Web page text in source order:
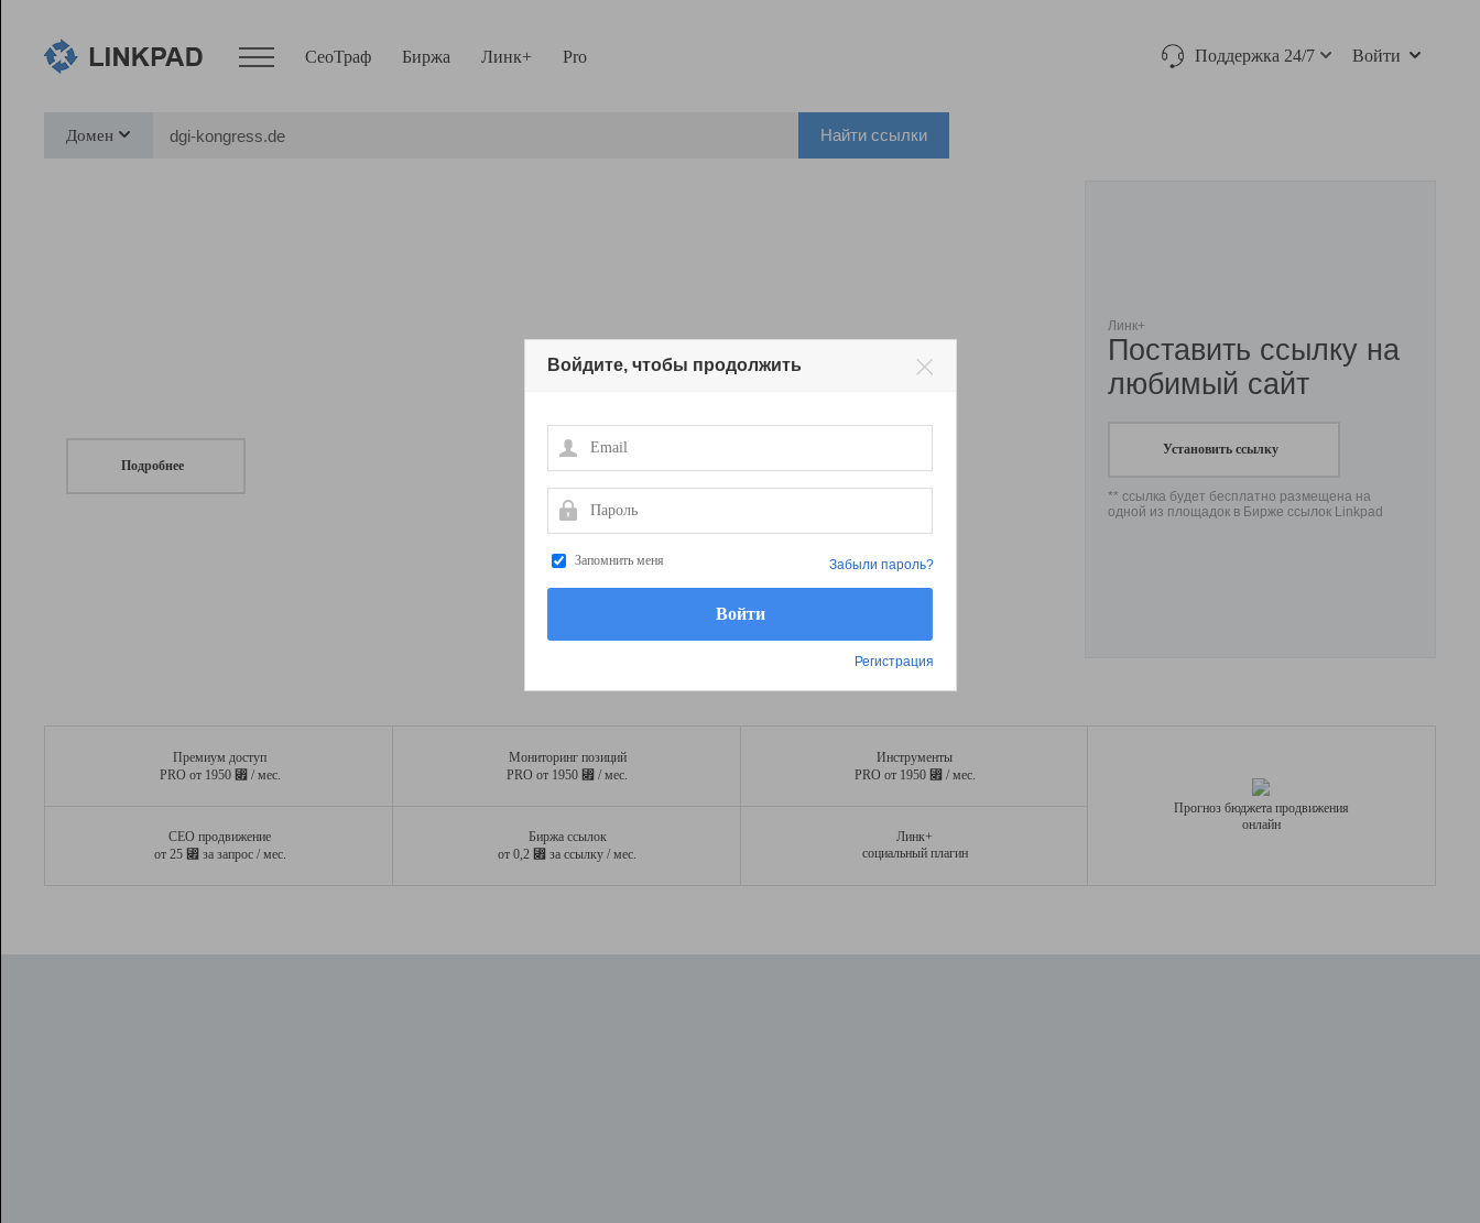
СеоТраф Биржа Линк+ Pro Поддержка 24/7 Войти
Домен Найти ссылки
Подробнее
Линк+
Поставить ссылку на
любимый сайт
Установить ссылку
** ссылка будет бесплатно размещена на
одной из площадок в Бирже ссылок Linkpad
Премиум доступ
PRO от 1950 ⃏ / мес.
Мониторинг позиций
PRO от 1950 ⃏ / мес.
Инструменты
PRO от 1950 ⃏ / мес.
СЕО продвижение
от 25 ⃏ за запрос / мес.
Биржа ссылок
от 0,2 ⃏ за ссылку / мес.
Линк+
социальный плагин
Прогноз бюджета продвижения
онлайн
Войдите, чтобы продолжить
Email
Пароль
Запомнить меня
Регистрация
Забыли пароль?